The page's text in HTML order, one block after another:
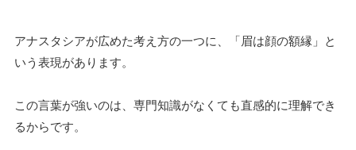
アナスタシアが広めた考え方の一つに、「眉は顔の額縁」と
いう表現があります。
この言葉が強いのは、専門知識がなくても直感的に理解でき
るからです。